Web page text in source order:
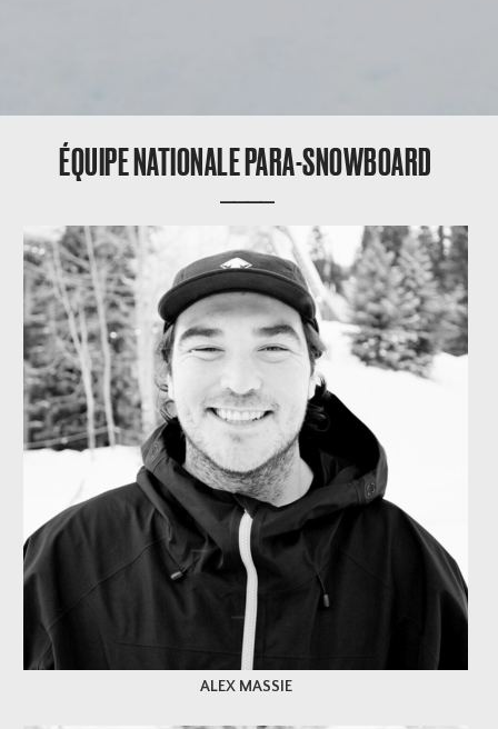
ÉQUIPE NATIONALE PARA-SNOWBOARD
ALEX MASSIE